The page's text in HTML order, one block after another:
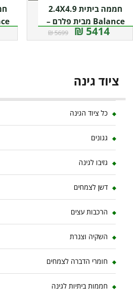
חממה ביתית 2.4X4.9
Balance מבית פלרם –
Canopia
5414 ₪
5699 ₪
ציוד גינה
כל ציוד הגינה
גגונים
גזיבו לגינה
דשן לצמחים
הרכבות עצים
השקיה וצנרת
חומרי הדברה לצמחים
חממות ביתיות לגינה